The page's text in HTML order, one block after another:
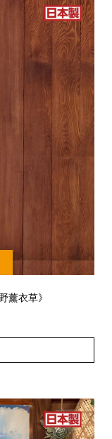
薰衣草》